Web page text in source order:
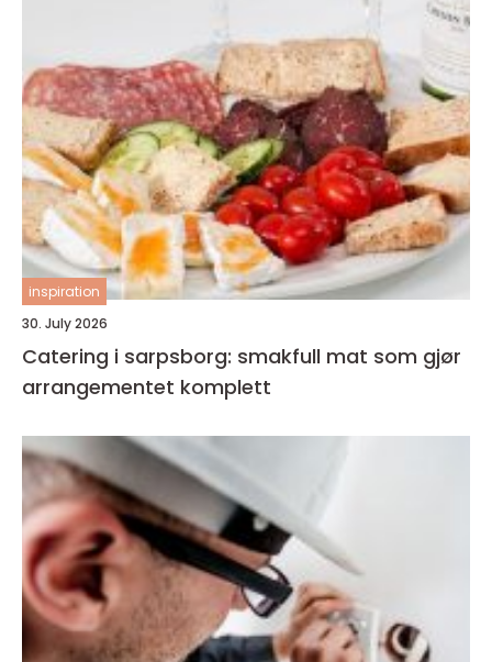
inspiration
30. July 2026
Catering i sarpsborg: smakfull mat som gjør
arrangementet komplett